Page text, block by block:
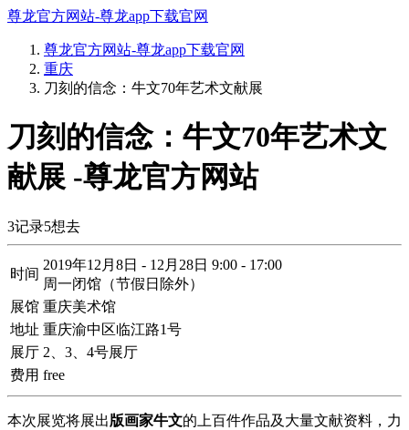
尊龙官方网站-尊龙app下载官网
尊龙官方网站-尊龙app下载官网
重庆
刀刻的信念：牛文70年艺术文献展
刀刻的信念：牛文70年艺术文
献展 -尊龙官方网站
3记录5想去
时间
2019年12月8日 - 12月28日 9:00 - 17:00
周一闭馆（节假日除外）
展馆 重庆美术馆
地址 重庆渝中区临江路1号
展厅 2、3、4号展厅
费用 free
本次展览将展出版画家牛文的上百件作品及大量文献资料，力